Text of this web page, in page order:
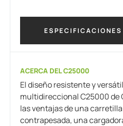
ESPECIFICACIONES
ACERCA DEL C25000
El diseño resistente y
multidireccional C25000 de
las ventajas de una
contrapesada, una